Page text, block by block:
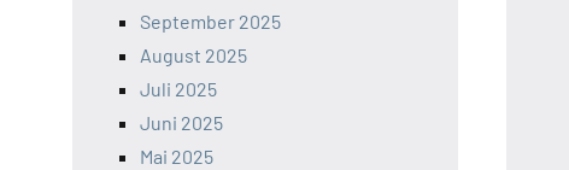
September 2025
August 2025
Juli 2025
Juni 2025
Mai 2025